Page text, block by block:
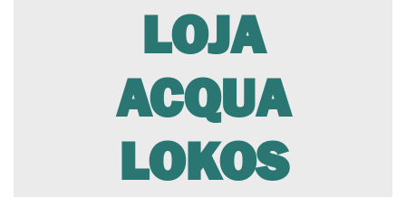
LOJA
ACQUA
LOKOS